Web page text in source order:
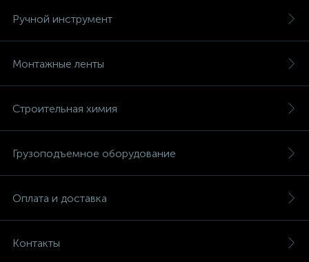
Ручной инструмент
Монтажные ленты
Строительная химия
Грузоподъемное оборудование
Оплата и доставка
Контакты